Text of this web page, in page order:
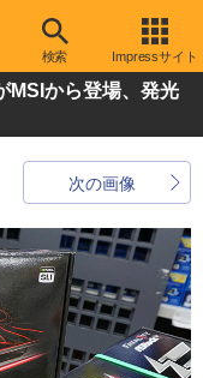
検索 Impressサイト
MSIから登場、発光
次の画像